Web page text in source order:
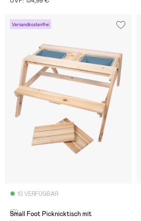
Versandkostenfrei
10 VERFÜGBAR
(0)
Small Foot Picknicktisch mit